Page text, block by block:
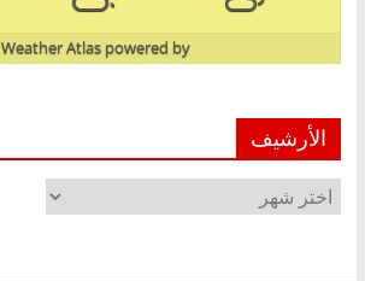
powered by
Weather Atlas
الأرشيف
الأرشيف